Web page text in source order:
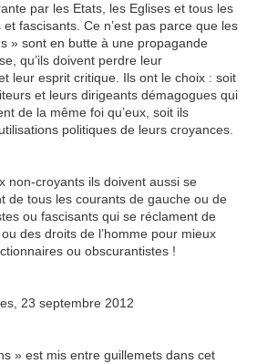
par les Etats, les Eglises et tous les
fascisants. Ce n’est pas parce que les
» sont en butte à une propagande
qu’ils doivent perdre leur
leur esprit critique. Ils ont le choix : soit
et leurs dirigeants démagogues qui
de la même foi qu’eux, soit ils
politiques de leurs croyances.
non-croyants ils doivent aussi se
de tous les courants de gauche ou de
ou fascisants qui se réclament de
des droits de l’homme pour mieux
ou obscurantistes !
23 septembre 2012
» est mis entre guillemets dans cet